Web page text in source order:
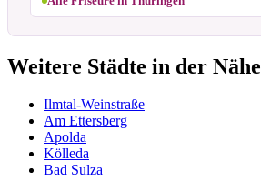
Weitere Städte in der Nähe
Ilmtal-Weinstraße
Am Ettersberg
Apolda
Kölleda
Bad Sulza